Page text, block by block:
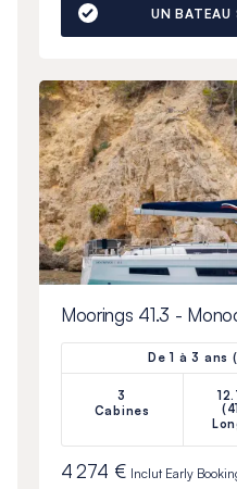
UN BATEAU
Moorings 41.3 -
De 1 à 3 ans
3
Cabines
4 274 € Inclut Early